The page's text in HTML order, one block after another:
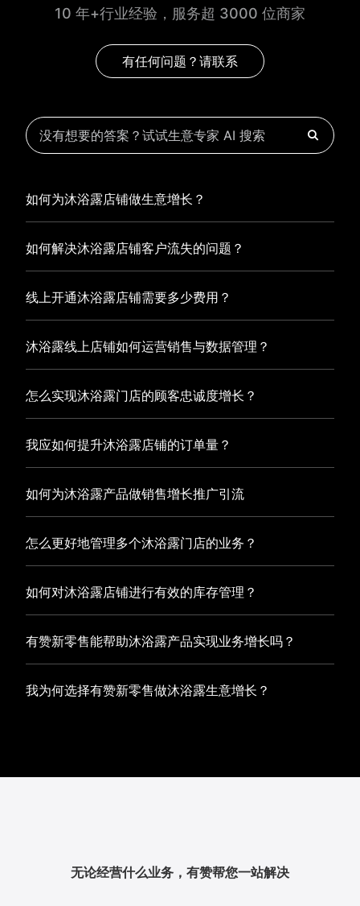
10 年+行业经验，服务超 3000 位商家
有任何问题？请联系
如何为沐浴露店铺做生意增长？
一体化解决方案，整合线上线下资源，实现商品管理、会员
营销和门店拓展的智能升级，从而提高沐浴露店铺的运营效
率，促进业务增长。
如何解决沐浴露店铺客户流失的问题？
失问题，通过有赞微商城、有赞小程序商城搭建专属品牌阵
地，打造精准营销活动，为您锁定客户，提升复购率，实现
业绩增长！
线上开通沐浴露店铺需要多少费用？
的有赞微商城，我们为您提供有赞微商城、有赞私域运营和
有赞小程序商城等一站式新零售解决方案，与您共同打造独
具特色的品牌，携手共创辉煌事业！
沐浴露线上店铺如何运营销售与数据管理？
商城，为您的线上店铺提供一站式解决方案，从运营销售到
数据管理，助力您轻松打造高效盈利的电商生态。
怎么实现沐浴露门店的顾客忠诚度增长？
过赠送积分、折扣等福利来吸引顾客再次购买，并不断优化
服务，提高顾客体验，从而增加顾客忠诚度。
我应如何提升沐浴露店铺的订单量？
邀请好友等方式，吸引更多的用户下单购买，并激励已有用
户再次购买，从而提高订单量
如何为沐浴露产品做销售增长推广引流
吸引更多客户到店消费。另外，通过有赞的微信公众号、小
程序等线上渠道，宣传您的门店和商品，也可以帮助您增加
客流量，赢得客户的青睐
怎么更好地管理多个沐浴露门店的业务？
营以及有赞小程序商城，将助您轻松打通线上线下渠道，实
现多个沐浴露门店的统一管理与智能运营，让您的业务蓬勃
发展，收获更多满意客户。
如何对沐浴露店铺进行有效的库存管理？
据的集中管理，包括订单管理、员工管理、库存管理等，让
您轻松掌控门店运营状况，提高管理效率
有赞新零售能帮助沐浴露产品实现业务增长吗？
渠道、提供多样化店铺搭建、会员营销和大数据分析等丰富
我为何选择有赞新零售做沐浴露生意增长？
与用户粘性，从而实现您在沐浴露市场中的持续增长、竞争
无论经营什么业务，有赞帮您一站解决